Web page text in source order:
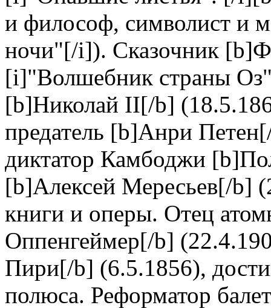
и философ, символист и
ночи"[/i]). Сказочник
[i]"Волшебник страны
[b]Николай II[/b]
предатель [b]Анри
диктатор Камбоджи
[b]Алексей Мересьев[/b]
книги и оперы. Отец
Оппенгеймер[/b]
Пири[/b] (6.5.1856),
полюса. Реформатор